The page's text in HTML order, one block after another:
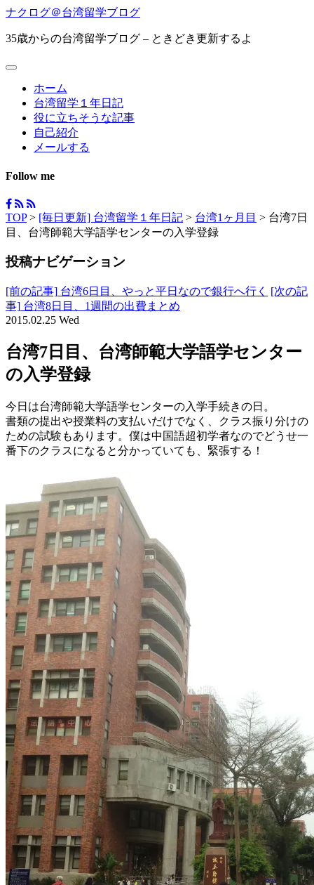
ナクログ＠台湾留学ブログ
35歳からの台湾留学ブログ – ときどき更新するよ
ホーム
台湾留学１年日記
役に立ちそうな記事
自己紹介
メールする
Follow me
TOP> [毎日更新] 台湾留学１年日記 > 台湾1ヶ月目 > 台湾7日
目、台湾師範大学語学センターの入学登録
投稿ナビゲーション
[前の記事] 台湾6日目、やっと平日なので銀行へ行く
[次の記
事] 台湾8日目、1週間の出費まとめ
2015.02.25 Wed
台湾7日目、台湾師範大学語学センター
の入学登録
今日は台湾師範大学語学センターの入学手続きの日。
書類の提出や授業料の支払いだけでなく、クラス振り分けの
ための試験もあります。僕は中国語超初学者なのでどうせ一
番下のクラスになると分かっていても、緊張する！